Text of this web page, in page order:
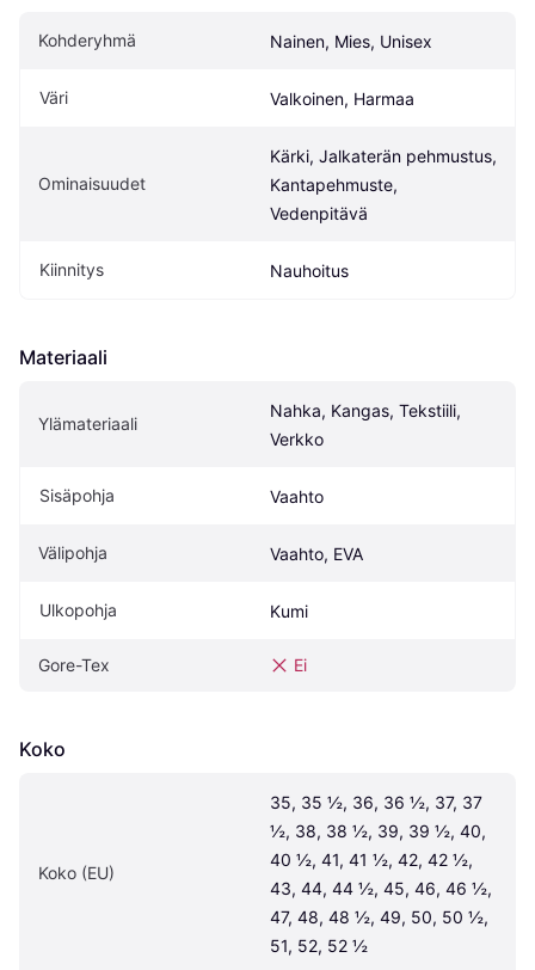
Kohderyhmä Nainen, Mies, Unisex
Väri Valkoinen, Harmaa
Ominaisuudet
Kärki, Jalkaterän pehmustus,
Kantapehmuste,
Vedenpitävä
Kiinnitys Nauhoitus
Materiaali
Ylämateriaali
Nahka, Kangas, Tekstiili,
Verkko
Sisäpohja Vaahto
Välipohja Vaahto, EVA
Ulkopohja Kumi
Gore-Tex Ei
Koko
Koko (EU)
35, 35 ½, 36, 36 ½, 37, 37
½, 38, 38 ½, 39, 39 ½, 40,
40 ½, 41, 41 ½, 42, 42 ½,
43, 44, 44 ½, 45, 46, 46 ½,
47, 48, 48 ½, 49, 50, 50 ½,
51, 52, 52 ½